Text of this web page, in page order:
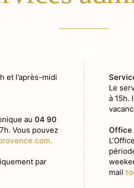
et l’après-midi
au 04 90
Vous pouvez
par
Le
à 15h.
Office
mail